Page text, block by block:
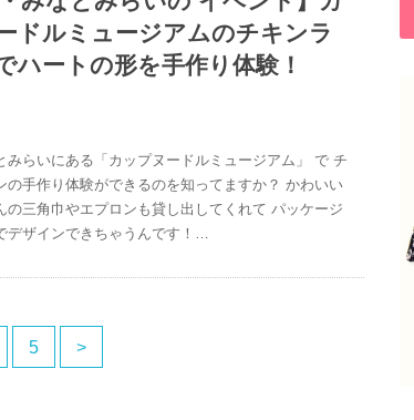
ドルミュージアムのチキンラ
ハートの形を手作り体験！
みらいにある「カップヌードルミュージアム」 で チ
の手作り体験ができるのを知ってますか？ かわいい
の三角巾やエプロンも貸し出してくれて パッケージ
デザインできちゃうんです！…
5 >